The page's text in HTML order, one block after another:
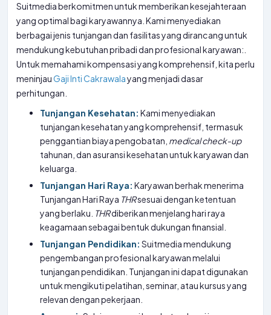
Suitmedia berkomitmen untuk memberikan kesejahteraan
yang optimal bagi karyawannya. Kami menyediakan
berbagai jenis tunjangan dan fasilitas yang dirancang untuk
mendukung kebutuhan pribadi dan profesional karyawan:.
Untuk memahami kompensasi yang komprehensif, kita perlu
meninjauGaji Inti Cakrawalayang menjadi dasar
perhitungan.
Tunjangan Kesehatan: Kami menyediakan
tunjangan kesehatan yang komprehensif, termasuk
penggantian biaya pengobatan, medical check-up
tahunan, dan asuransi kesehatan untuk karyawan dan
keluarga.
Tunjangan Hari Raya: Karyawan berhak menerima
Tunjangan Hari Raya THRsesuai dengan ketentuan
yang berlaku. THRdiberikan menjelang hari raya
keagamaan sebagai bentuk dukungan finansial.
Tunjangan Pendidikan: Suitmedia mendukung
pengembangan profesional karyawan melalui
tunjangan pendidikan. Tunjangan ini dapat digunakan
untuk mengikuti pelatihan, seminar, atau kursus yang
relevan dengan pekerjaan.